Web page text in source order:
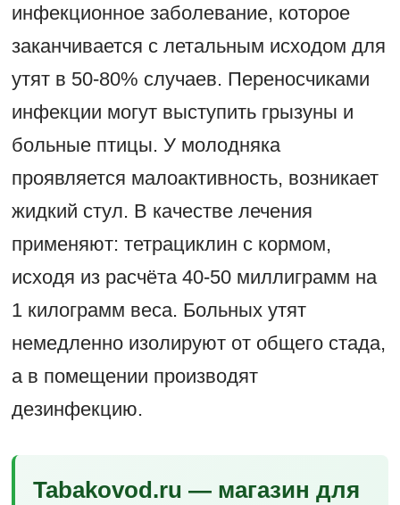
инфекционное заболевание, которое
заканчивается с летальным исходом для
утят в 50-80% случаев. Переносчиками
инфекции могут выступить грызуны и
больные птицы. У молодняка
проявляется малоактивность, возникает
жидкий стул. В качестве лечения
применяют: тетрациклин с кормом,
исходя из расчёта 40-50 миллиграмм на
1 килограмм веса. Больных утят
немедленно изолируют от общего стада,
а в помещении производят
дезинфекцию.
Tabakovod.ru — магазин для